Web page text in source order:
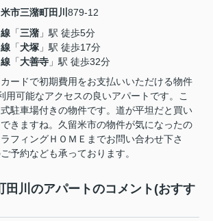
市三潴町田川 879-12
「三潴 」駅 徒歩5分
「犬塚 」駅 徒歩17分
「大善寺 」駅 徒歩32分
ードで初期費用をお支払いいただける物件
用可能なアクセスの良いアパートです。こ
駐車場付きの物件です。道が平坦だと買い
きますね。久留米市の物件が気になったの
フィングＨＯＭＥまでお問い合わせ下さ
予約なども承っております。
田川のアパートのコメント(おすす